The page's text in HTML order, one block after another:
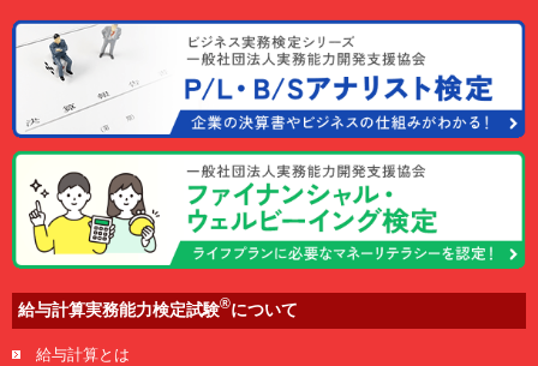
給与計算実務能力検定試験®について
給与計算とは